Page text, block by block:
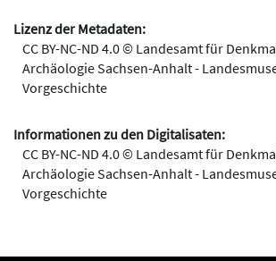
Lizenz der Metadaten:
CC BY-NC-ND 4.0 © Landesamt für
Archäologie Sachsen-Anhalt -
Vorgeschichte
Informationen zu den Digitalisaten:
CC BY-NC-ND 4.0 © Landesamt für
Archäologie Sachsen-Anhalt -
Vorgeschichte